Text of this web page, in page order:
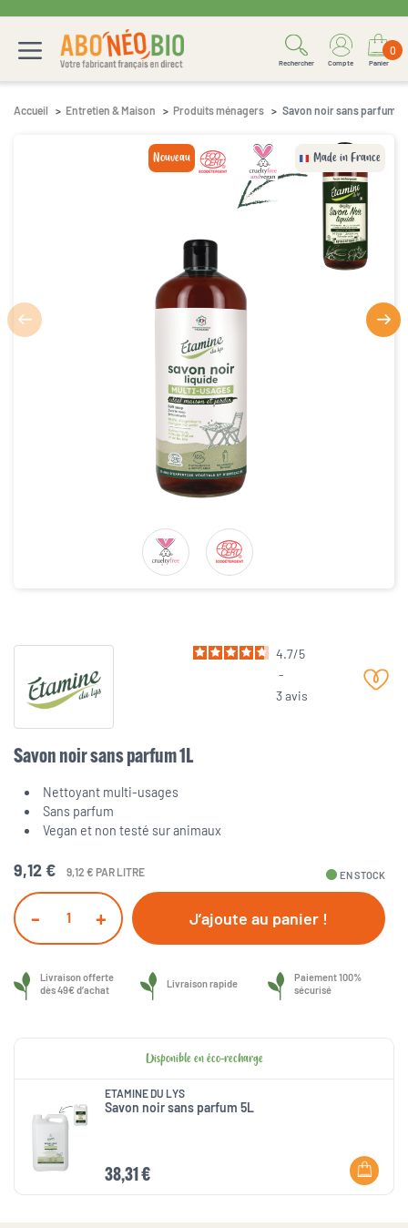
Rechercher Compte
0
Panier
Accueil Entretien & Maison Produits ménagers Savon noir sans parfum 1L
Made in France
Nouveau
4.7/5
-
3avis
Savon noir sans parfum 1L
Nettoyant multi-usages
Sans parfum
Vegan et non testé sur animaux
9,12 € 9,12 € PAR LITRE fiber_manual_record EN STOCK
- + J’ajoute au panier !
Livraison offerte
dès 49€ d’achat
Livraison rapide
Paiement 100%
sécurisé
Disponible en éco-recharge
ETAMINE DU LYS
Savon noir sans parfum 5L
38,31 €